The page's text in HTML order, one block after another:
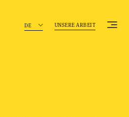
UNSERE ARBEIT
DE